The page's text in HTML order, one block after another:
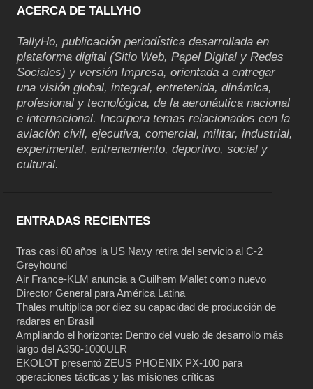
ACERCA DE TALLYHO
TallyHo, publicación periodística desarrollada en
plataforma digital (Sitio Web, Papel Digital y Redes
Sociales) y versión Impresa, orientada a entregar
una visión global, integral, entretenida, dinámica,
profesional y tecnológica, de la aeronáutica nacional
e internacional. Incorpora temas relacionados con la
aviación civil, ejecutiva, comercial, militar, industrial,
experimental, entrenamiento, deportivo, social y
cultural.
ENTRADAS RECIENTES
Tras casi 60 años la US Navy retira del servicio al C-2
Greyhound
Air France-KLM anuncia a Guilhem Mallet como nuevo
Director General para América Latina
Thales multiplica por diez su capacidad de producción de
radares en Brasil
Ampliando el horizonte: Dentro del vuelo de desarrollo más
largo del A350-1000ULR
EKOLOT presentó ZEUS PHOENIX PX-100 para
operaciones tácticas y las misiones críticas